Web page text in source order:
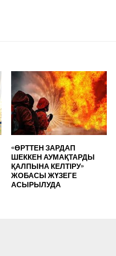
«ӨРТТЕН ЗАРДАП
ШЕККЕН АУМАҚТАРДЫ
ҚАЛПЫНА КЕЛТІРУ»
ЖОБАСЫ ЖҮЗЕГЕ
АСЫРЫЛУДА